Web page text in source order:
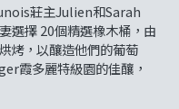
莊主Julien和Sarah
選擇 20個精選橡木桶，由
烤，以釀造他們的葡萄
霞多麗特級園的佳釀，